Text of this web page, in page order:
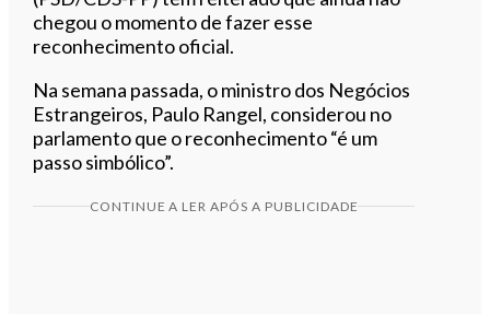
chegou o momento de fazer esse
reconhecimento oficial.
Na semana passada, o ministro dos Negócios
Estrangeiros, Paulo Rangel, considerou no
parlamento que o reconhecimento “é um
passo simbólico”.
CONTINUE A LER APÓS A PUBLICIDADE